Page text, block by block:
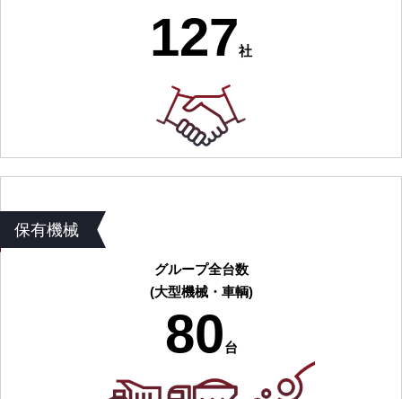
127社
保有機械
グループ全台数
(大型機械・車輌)
80台